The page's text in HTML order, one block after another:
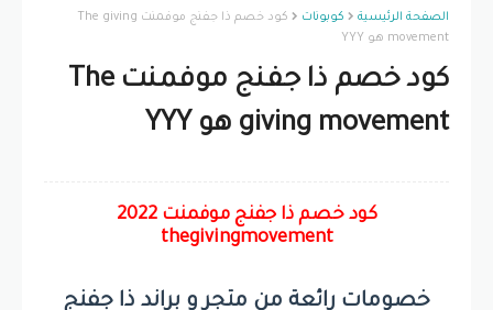
الصفحة الرئيسية كوبونات
كود خصم ذا جفنج موفمنت The giving
movement هو YYY
كود خصم ذا جفنج موفمنت The
giving movement هو YYY
كود خصم ذا جفنج موفمنت 2022
thegivingmovement
خصومات رائعة من متجر و براند ذا جفنج